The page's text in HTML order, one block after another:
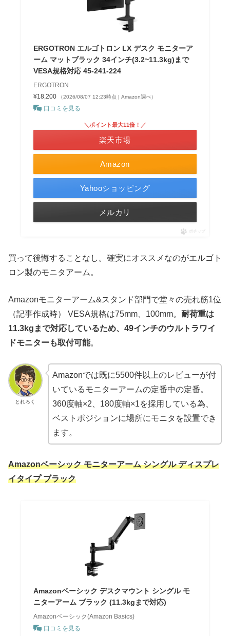
ERGOTRON エルゴトロン LX デスク モニターア
ーム マットブラック 34インチ(3.2~11.3kg)まで
VESA規格対応 45-241-224
ERGOTRON
¥18,200
（2026/08/07 12:23時点 | Amazon調べ）
口コミを見る
Amazon
＼ポイント最大11倍！／
楽天市場
Yahooショッピング
メルカリ
ポチップ
買って後悔することなし。確実にオススメなのがエルゴト
ロン製のモニタアーム。
Amazonモニターアーム&スタンド部門で堂々の売れ筋1位
（記事作成時） VESA規格は75mm、100mm。 耐荷重は
11.3kgまで対応しているため、49インチのウルトラワイ
ドモニターも取付可能。
とれろく
Amazonでは既に5500件以上のレビューが付
いているモニターアームの定番中の定番。
360度軸×2、180度軸×1を採用している為、
ベストポジションに場所にモニタを設置でき
ます。
Amazonベーシック モニターアーム シングル ディスプレ
イタイプ ブラック
Amazonベーシック デスクマウント シングル モ
ニターアーム ブラック (11.3kgまで対応)
Amazonベーシック(Amazon Basics)
口コミを見る